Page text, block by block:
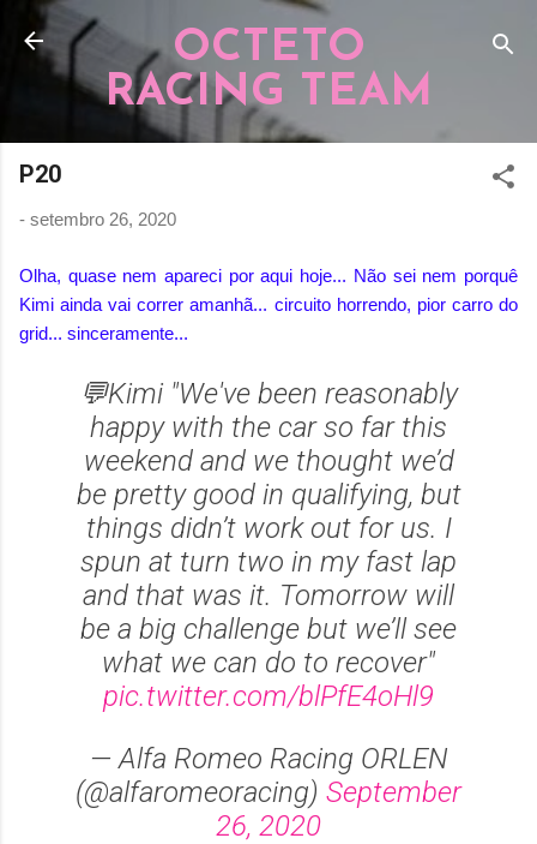
Pular para o conteúdo principal
OCTETO
RACING TEAM
P20
- setembro 26, 2020
Olha, quase nem apareci por aqui hoje... Não sei nem porquê
Kimi ainda vai correr amanhã... circuito horrendo, pior carro do
grid... sinceramente...
💬Kimi "We've been reasonably
happy with the car so far this
weekend and we thought we’d
be pretty good in qualifying, but
things didn’t work out for us. I
spun at turn two in my fast lap
and that was it. Tomorrow will
be a big challenge but we’ll see
what we can do to recover"
pic.twitter.com/blPfE4oHl9
— Alfa Romeo Racing ORLEN
(@alfaromeoracing) September
26, 2020